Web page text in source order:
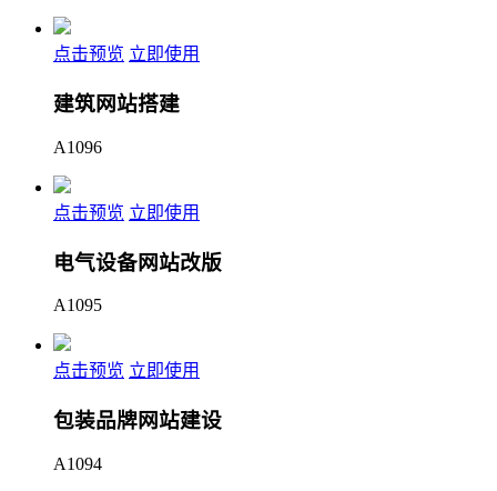
点击预览 立即使用
建筑网站搭建
A1096
点击预览 立即使用
电气设备网站改版
A1095
点击预览 立即使用
包装品牌网站建设
A1094